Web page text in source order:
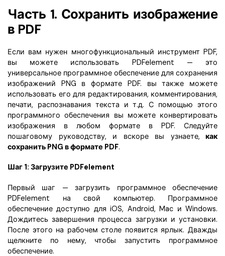
Финансы
Правительство
Издательство
Фрилансер
Часть 1. Сохранить изображение
в PDF
Если вам нужен многофункциональный инструмент PDF,
вы можете использовать PDFelement — это
универсальное программное обеспечение для сохранения
изображений PNG в формате PDF. вы также можете
использовать его для редактирования, комментирования,
печати, распознавания текста и т.д. С помощью этого
программного обеспечения вы можете конвертировать
изображения в любом формате в PDF. Следуйте
пошаговому руководству, и вскоре вы узнаете, как
сохранить PNG в формате PDF.
Шаг 1: Загрузите PDFelement
Первый шаг — загрузить программное обеспечение
PDFelement на свой компьютер. Программное
обеспечение доступно для iOS, Android, Mac и Windows.
Дождитесь завершения процесса загрузки и установки.
После этого на рабочем столе появится ярлык. Дважды
щелкните по нему, чтобы запустить программное
обеспечение.